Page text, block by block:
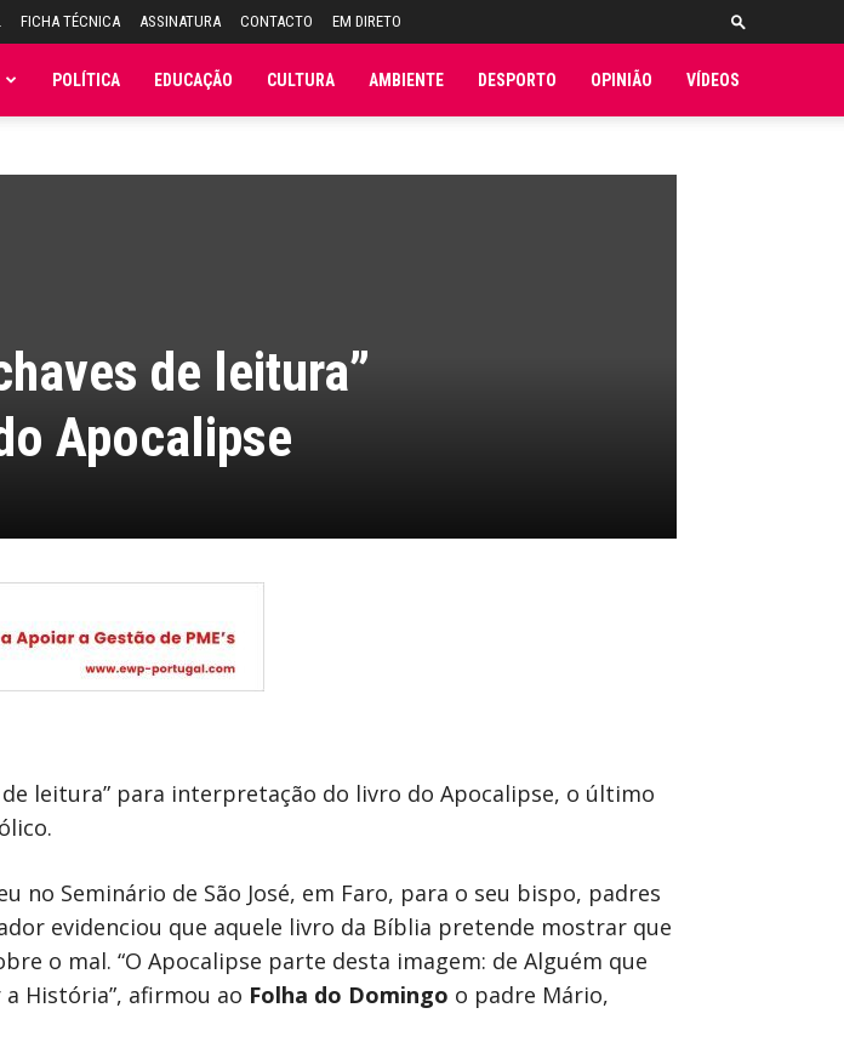
FICHA TÉCNICA ASSINATURA CONTACTO EM DIRETO
POLÍTICA EDUCAÇÃO CULTURA AMBIENTE DESPORTO OPINIÃO VÍDEOS
de leitura”
Apocalipse
leitura” para interpretação do livro do Apocalipse, o último
no Seminário de São José, em Faro, para o seu bispo, padres
evidenciou que aquele livro da Bíblia pretende mostrar que
o mal. “O Apocalipse parte desta imagem: de Alguém que
História”, afirmou ao Folha do Domingo o padre Mário,